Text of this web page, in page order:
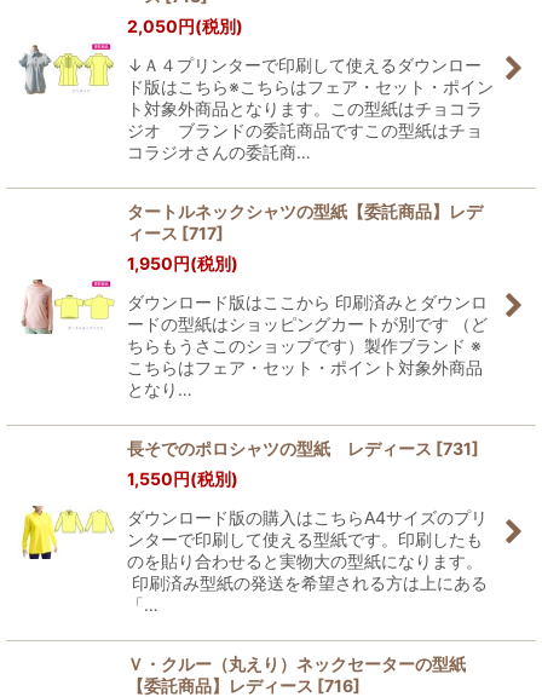
2,050円(税別)
↓Ａ４プリンターで印刷して使えるダウンロー
ド版はこちら※こちらはフェア・セット・ポイン
ト対象外商品となります。この型紙はチョコラ
ジオ ブランドの委託商品ですこの型紙はチョ
コラジオさんの委託商…
タートルネックシャツの型紙【委託商品】レデ
ィース [717]
1,950円(税別)
ダウンロード版はここから 印刷済みとダウンロ
ードの型紙はショッピングカートが別です （ど
ちらもうさこのショップです）製作ブランド ※
こちらはフェア・セット・ポイント対象外商品
となり…
長そでのポロシャツの型紙 レディース [731]
1,550円(税別)
ダウンロード版の購入はこちらA4サイズのプリ
ンターで印刷して使える型紙です。印刷したも
のを貼り合わせると実物大の型紙になります。
印刷済み型紙の発送を希望される方は上にある
「…
Ｖ・クルー（丸えり）ネックセーターの型紙
【委託商品】レディース [716]